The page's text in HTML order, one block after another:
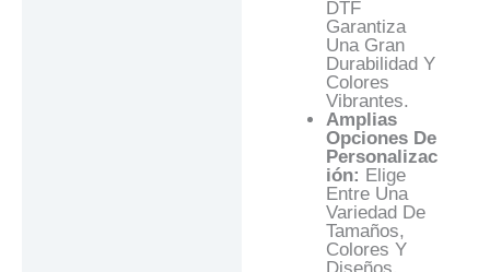
DTF
Garantiza
Una Gran
Durabilidad Y
Colores
Vibrantes.
Amplias
Opciones De
Personalizac
Ión: Elige
Entre Una
Variedad De
Tamaños,
Colores Y